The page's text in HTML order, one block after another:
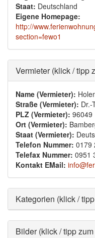
Staat: Deutschland
Eigene Homepage:
http://
section=fewo1
Ausblenden
Vermieter (klick / tipp
Name (Vermieter):
Straße (Vermieter): Dr.-
PLZ (Vermieter): 96049
Ort (Vermieter):
Staat (Vermieter):
Telefon Nummer: 0179
Telefax Nummer: 0951
Kontakt EMail:
Ausblenden
Kategorien (klick /
Ausblenden
Bilder (klick / tipp